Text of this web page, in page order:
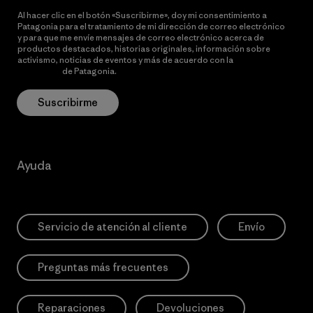
Al hacer clic en el botón «Suscribirme», doy mi consentimiento a
Patagonia para el tratamiento de mi dirección de correo electrónico
y para que me envíe mensajes de correo electrónico acerca de
productos destacados, historias originales, información sobre
activismo, noticias de eventos y más de acuerdo con la
de Patagonia.
Suscribirme
Ayuda
Servicio de atención al cliente Envío
Preguntas más frecuentes
Reparaciones Devoluciones